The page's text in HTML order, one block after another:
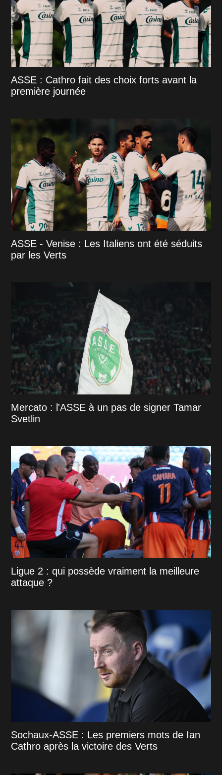
ASSE : Cathro fait des choix forts avant la
première journée
ASSE - Venise : Les Italiens ont été séduits
par les Verts
Mercato : l'ASSE à un pas de signer Tamar
Svetlin
Ligue 2 : qui possède vraiment la meilleure
attaque ?
Sochaux-ASSE : Les premiers mots de Ian
Cathro après la victoire des Verts